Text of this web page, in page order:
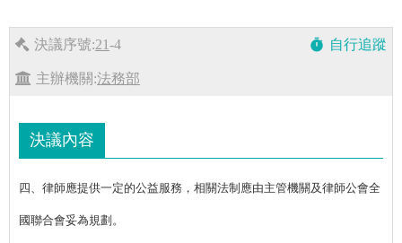
決議序號:21-4 timer 自行追蹤
主辦機關:法務部
決議內容
四、律師應提供一定的公益服務，相關法制應由主管機關及律師公會全
國聯合會妥為規劃。